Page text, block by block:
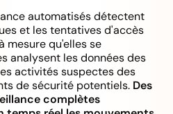
automatisés détectent
et les tentatives d'accès
mesure qu'elles se
analysent les données des
activités suspectes des
de sécurité potentiels. Des
complètes